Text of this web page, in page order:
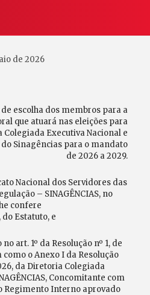
de 2026
escolha dos membros para a
que atuará nas eleições para
Colegiada Executiva Nacional e
do Sinagências para o mandato
de 2026 a 2029.
Nacional dos Servidores das
– SINAGÊNCIAS, no
confere
do Estatuto, e
art. 1º da Resolução nº 1, de
o Anexo I da Resolução
da Diretoria Colegiada
Concomitante com
Regimento Interno aprovado